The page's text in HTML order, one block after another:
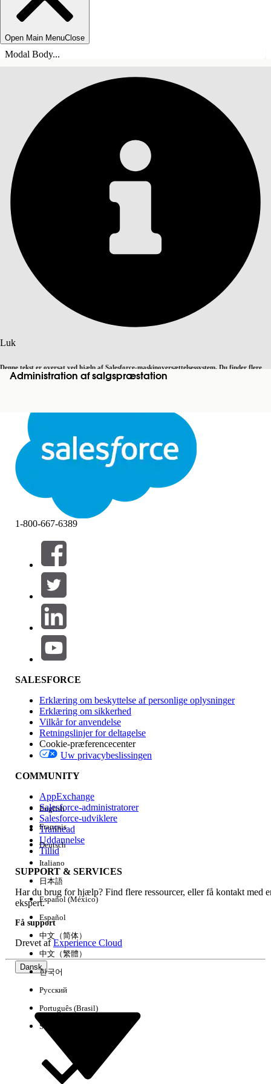
Open Main MenuClose
Modal Body...
Luk
Denne tekst er oversat ved hjælp af Salesforce-maskinoversættelsessystem. Du finder flere
detaljer her Skift til engelsk Ikke nu
Luk
Administration af salgspræstation
INDHOLD
Filtre (0)
VÆLG FILTRE
Produktområde
Funktionspåvirkning
Version
Experience
Ryd alle Udført
1-800-667-6389
SALESFORCE
Erklæring om beskyttelse af personlige oplysninger
Erklæring om sikkerhed
Vilkår for anvendelse
Retningslinjer for deltagelse
Cookie-præferencecenter
Uw privacybeslissingen
COMMUNITY
AppExchange
Salesforce-administratorer
Salesforce-udviklere
Trailhead
Uddannelse
Tillid
SUPPORT & SERVICES
Har du brug for hjælp? Find flere ressourcer, eller få kontakt med
ekspert.
Få support
Drevet afExperience Cloud
Dansk
English
Français
Deutsch
Italiano
日本語
Español (México)
Español
中文（简体）
中文（繁體）
한국어
Русский
Português (Brasil)
Suomi